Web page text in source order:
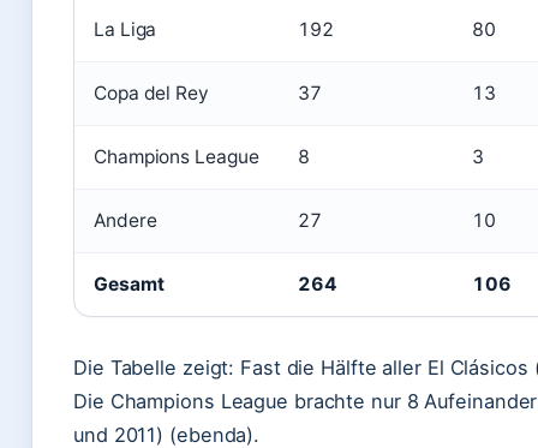
La Liga 192 80
Copa del Rey 37 13
Champions League 8 3
Andere 27 10
Gesamt 264 106
Die Tabelle zeigt: Fast die Hälfte aller El
Die Champions League brachte nur 8
und 2011) (ebenda).